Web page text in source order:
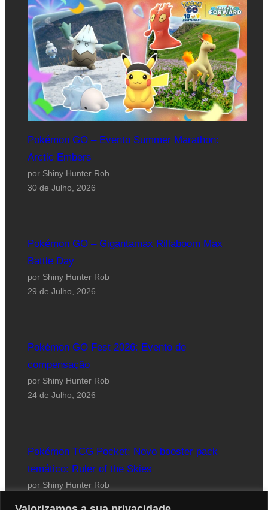
Pokémon GO – Evento Summer Marathon:
Arctic Embers
por Shiny Hunter Rob
30 de Julho, 2026
Pokémon GO – Gigantamax Rillaboom Max
Battle Day
por Shiny Hunter Rob
29 de Julho, 2026
Pokémon GO Fest 2026: Evento de
compensação
por Shiny Hunter Rob
24 de Julho, 2026
Pokémon TCG Pocket: Novo booster pack
temático: Ruler of the Skies
por Shiny Hunter Rob